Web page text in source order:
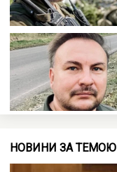
НОВИНИ ЗА ТЕМОЮ